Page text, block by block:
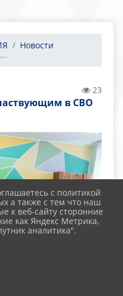
Новости
23
в СВО
с политикой
а также с тем что наш
к веб-сайту сторонние
как Яндекс Метрика,
аналитика".